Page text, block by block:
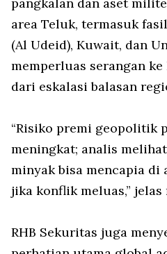
pangkalan dan aset
area Teluk, termasuk
(Al Udeid), Kuwait, dan
memperluas serangan
dari eskalasi balasan
“Risiko premi geopolitik
meningkat; analis
minyak bisa mencapia di
jika konflik meluas,”
RHB Sekuritas juga